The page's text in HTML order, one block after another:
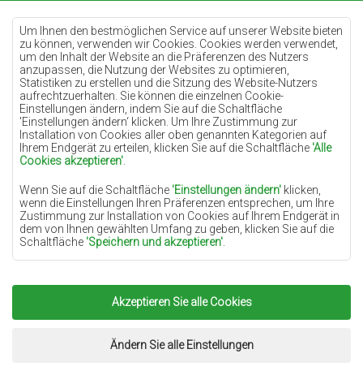
Um Ihnen den bestmöglichen Service auf unserer Website bieten
zu können, verwenden wir Cookies. Cookies werden verwendet,
um den Inhalt der Website an die Präferenzen des Nutzers
anzupassen, die Nutzung der Websites zu optimieren,
Statistiken zu erstellen und die Sitzung des Website-Nutzers
aufrechtzuerhalten. Sie können die einzelnen Cookie-
Einstellungen ändern, indem Sie auf die Schaltfläche
'Einstellungen ändern‘ klicken. Um Ihre Zustimmung zur
Installation von Cookies aller oben genannten Kategorien auf
Ihrem Endgerät zu erteilen, klicken Sie auf die Schaltfläche 'Alle
Cookies akzeptieren'
Wenn Sie auf die Schaltfläche 'Einstellungen ändern' klicken,
wenn die Einstellungen Ihren Präferenzen entsprechen, um Ihre
Zustimmung zur Installation von Cookies auf Ihrem Endgerät in
dem von Ihnen gewählten Umfang zu geben, klicken Sie auf die
Schaltfläche 'Speichern und akzeptieren'
Grundlage für die Verarbeitung das berechtigte Interesse des
Datenverwalters (TEPPICHECHEMEX) oder Dritter in Form der
Bereitstellung qualitativ hochwertiger Dienste auf unserer
Website und der Marketingaktivitäten des Datenverwalters und
seiner vertrauenswürdigen Partner.
Akzeptieren Sie alle Cookies
Ändern Sie alle Einstellungen
Teppiche Cremefarben
Teppiche Lilac
Teppiche Gelb
Teppiche Pfefferminz
Teppiche Blau
Teppiche Orange
Teppiche Rosa
Teppiche Terrakotte
Teppiche Grün
Teppiche Golden
Copyright 2022Teppiche Chemex.Alle Rechte
Umsetzung:www.dimax.pl